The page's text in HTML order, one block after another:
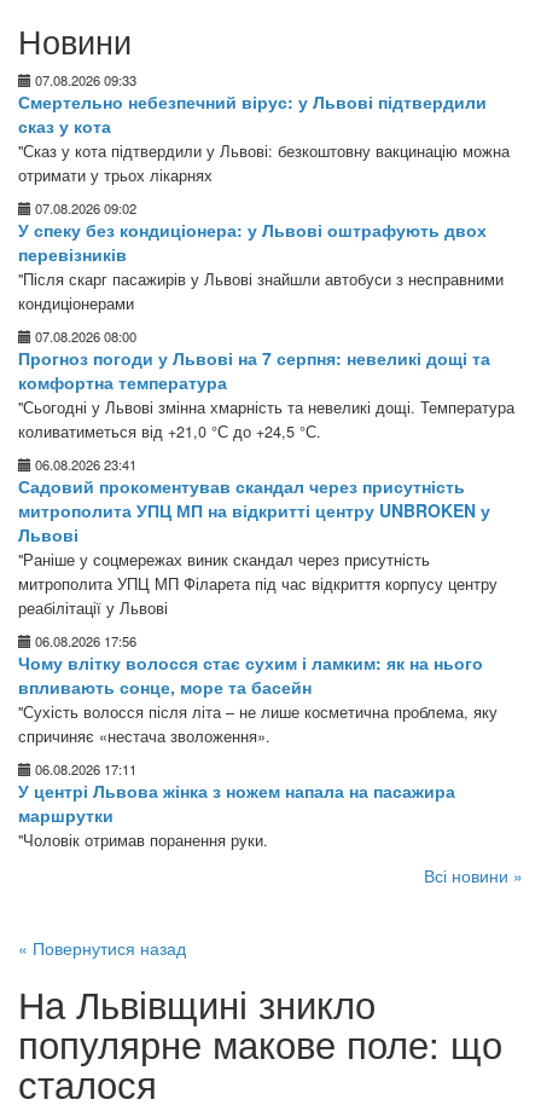
Новини
07.08.2026 09:33
Смертельно небезпечний вірус: у Львові підтвердили
сказ у кота
"Сказ у кота підтвердили у Львові: безкоштовну вакцинацію можна
отримати у трьох лікарнях
07.08.2026 09:02
У спеку без кондиціонера: у Львові оштрафують двох
перевізників
"Після скарг пасажирів у Львові знайшли автобуси з несправними
кондиціонерами
07.08.2026 08:00
Прогноз погоди у Львові на 7 серпня: невеликі дощі та
комфортна температура
"Сьогодні у Львові змінна хмарність та невеликі дощі. Температура
коливатиметься від +21,0 °С до +24,5 °С.
06.08.2026 23:41
Садовий прокоментував скандал через присутність
митрополита УПЦ МП на відкритті центру UNBROKEN у
Львові
"Раніше у соцмережах виник скандал через присутність
митрополита УПЦ МП Філарета під час відкриття корпусу центру
реабілітації у Львові
06.08.2026 17:56
Чому влітку волосся стає сухим і ламким: як на нього
впливають сонце, море та басейн
"Сухість волосся після літа – не лише косметична проблема, яку
спричиняє «нестача зволоження».
06.08.2026 17:11
У центрі Львова жінка з ножем напала на пасажира
маршрутки
"Чоловік отримав поранення руки.
Всі новини »
« Повернутися назад
На Львівщині зникло
популярне макове поле: що
сталося